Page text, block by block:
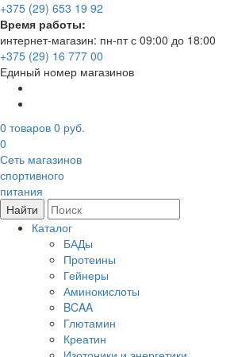
+375 (29) 653 19 92
Время работы:
интернет-магазин: пн-пт с 09:00 до 18:00
+375 (29) 16 777 00
Единый номер магазинов
0 товаров 0 руб.
0
Сеть магазинов
спортивного
питания
Найти
Каталог
БАДы
Протеины
Гейнеры
Аминокислоты
BCAA
Глютамин
Креатин